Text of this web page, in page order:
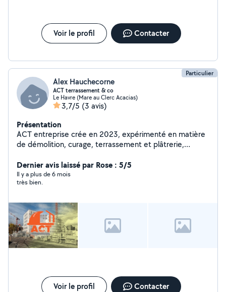
Voir le profil Contacter
Particulier
Alex Hauchecorne
ACT terrassement & co
Le Havre (Mare au Clerc Acacias)
3,7/5 (3 avis)
Présentation
ACT entreprise crée en 2023, expérimenté en matière
de démolition, curage, terrassement et plâtrerie,
rapide. Possibilité d'intervenir très rapidement.
Dernier avis laissé par Rose : 5/5
Il y a plus de 6 mois
très bien.
Voir le profil Contacter